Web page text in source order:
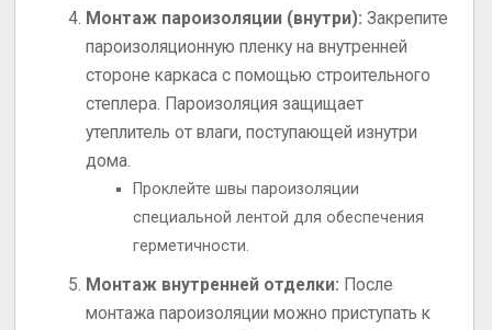
Монтаж пароизоляции (внутри): Закрепите
пароизоляционную пленку на внутренней
стороне каркаса с помощью строительного
степлера. Пароизоляция защищает
утеплитель от влаги, поступающей изнутри
дома.
Проклейте швы пароизоляции
специальной лентой для обеспечения
герметичности.
Монтаж внутренней отделки: После
монтажа пароизоляции можно приступать к